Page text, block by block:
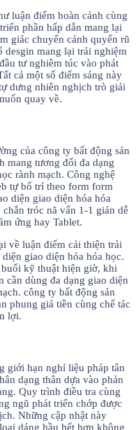
luận điểm hoàn cảnh cùng
phần hấp dẫn mang lại
giác chuyển cảnh quyến rũ
desgin mang lại trải nghiệm
tư nghiêm túc vào phát
cả một số điểm sáng này
dưng nhiên nghịch trò giải
quay về.
của công ty bất động sản
mang tương đối đa dạng
rành mạch. Công nghệ
tự bố trí theo form form
diện giao diện hóa hóa
tróc nã vấn 1-1 giản dễ
ứng hay Tablet.
về luận điểm cải thiện trải
giao diện hóa hóa học.
kỹ thuật hiện giờ, khi
cần dùng đa dạng giao diện
công ty bất động sản
phung giá tiền cùng chế tác
lợi.
giới hạn nghỉ liệu pháp tân
dạng thân dựa vào phản
Quy trình điều tra cùng
ngũ phát triển chớp được
Những cập nhật này
dáng hầu hết hơn không